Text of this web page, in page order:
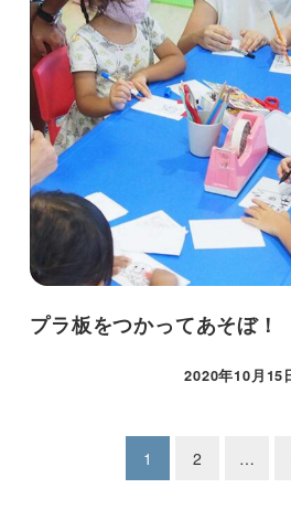
プラ板をつかってあそぼ！
2020年10月15
1 2 …